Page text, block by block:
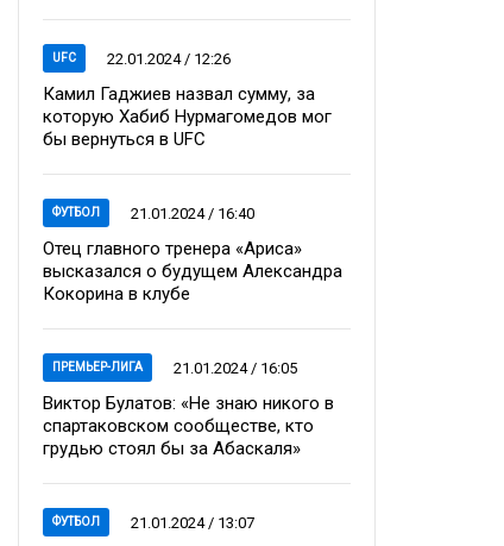
UFC 22.01.2024 / 12:26
Камил Гаджиев назвал сумму, за
которую Хабиб Нурмагомедов мог
бы вернуться в UFC
ФУТБОЛ 21.01.2024 / 16:40
Отец главного тренера «Ариса»
высказался о будущем Александра
Кокорина в клубе
ПРЕМЬЕР-ЛИГА 21.01.2024 / 16:05
Виктор Булатов: «Не знаю никого в
спартаковском сообществе, кто
грудью стоял бы за Абаскаля»
ФУТБОЛ 21.01.2024 / 13:07